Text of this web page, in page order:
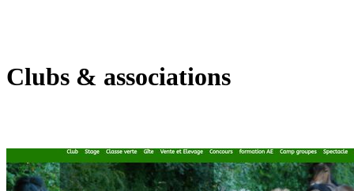
Clubs & associations